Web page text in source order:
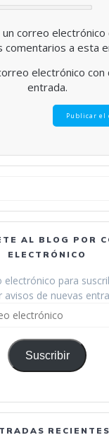
un correo electrónico
comentarios a esta
electrónico con
entrada.
AL BLOG POR
ELECTRÓNICO
electrónico para
avisos de nuevas
Dirección
correo
electrónico
Suscribir
RECIENTES